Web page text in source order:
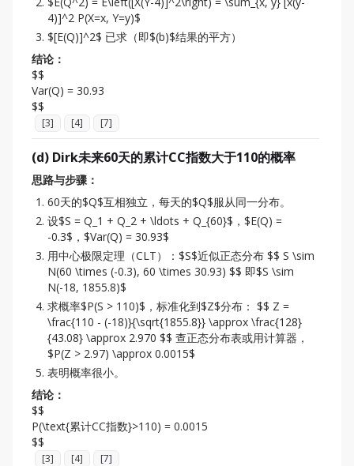
4)]^2 P(X=x, Y=y)$
$[E(Q)]^2$ 已求（即$(b)$结果的平方）
结论：
$$
Var(Q) = 30.93
[3] [4] [7]
(d) Dirk未来60天的累计CC指数大于110的概率
思路与步骤：
60天的$Q$互相独立，每天的$Q$服从同一分布。
设$S = Q_1 + Q_2 + \ldots + Q_{60}$，$E(Q) =
-0.3$，$Var(Q) = 30.93$
用中心极限定理（CLT）：$S$近似正态分布 $$ S \sim
N(60 \times (-0.3), 60 \times 30.93) $$ 即$S \sim
N(-18, 1855.8)$
求概率$P(S > 110)$，标准化到$Z$分布： $$ Z =
\frac{110 - (-18)}{\sqrt{1855.8}} \approx \frac{128}
{43.08} \approx 2.970 $$ 查正态分布表或用计算器，
$P(Z > 2.97) \approx 0.0015$
表明概率很小。
结论：
$$
P(\text{累计CC指数}>110) = 0.0015
[3] [4] [7]